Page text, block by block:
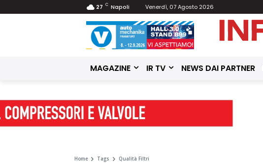
27 C Napoli Venerdì, 07 Agosto 2026
MAGAZINE IR TV NEWS DAI PARTNER
Home Tags Qualità Filtri